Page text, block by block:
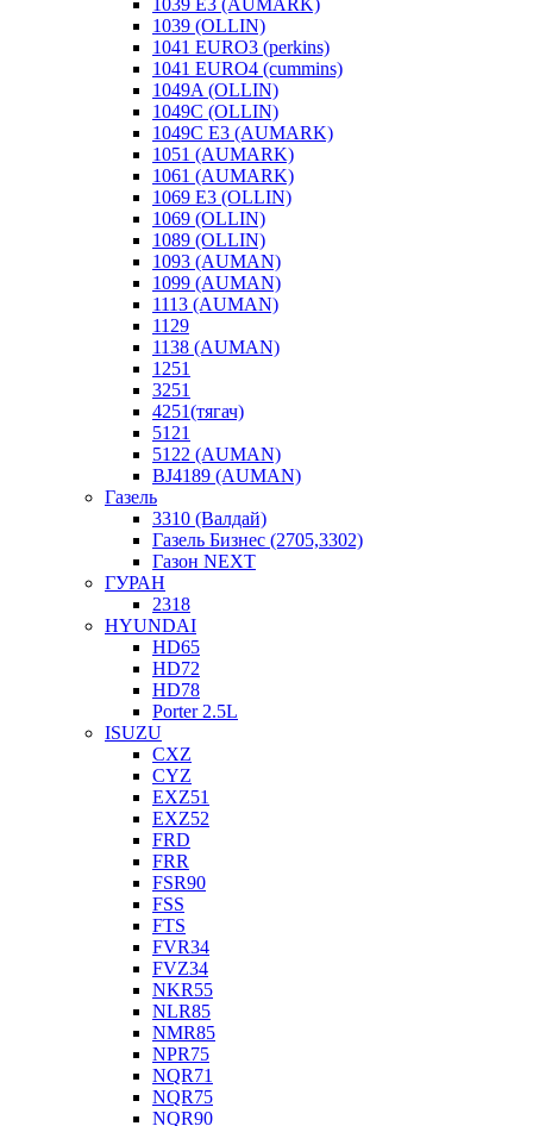
1039 E3 (AUMARK)
1039 (OLLIN)
1041 EURO3 (perkins)
1041 EURO4 (cummins)
1049A (OLLIN)
1049C (OLLIN)
1049С E3 (AUMARK)
1051 (AUMARK)
1061 (AUMARK)
1069 E3 (OLLIN)
1069 (OLLIN)
1089 (OLLIN)
1093 (AUMAN)
1099 (AUMAN)
1113 (AUMAN)
1129
1138 (AUMAN)
1251
3251
4251(тягач)
5121
5122 (AUMAN)
BJ4189 (AUMAN)
Газель
3310 (Валдай)
Газель Бизнес (2705,3302)
Газон NEXT
ГУРАН
2318
HYUNDAI
HD65
HD72
HD78
Porter 2.5L
ISUZU
CXZ
CYZ
EXZ51
EXZ52
FRD
FRR
FSR90
FSS
FTS
FVR34
FVZ34
NKR55
NLR85
NMR85
NPR75
NQR71
NQR75
NQR90